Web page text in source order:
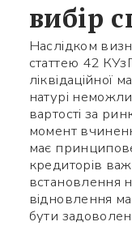
вибір
Наслідком
статтею 42
ліквідаційної
натурі
вартості за
момент
має
кредиторів
встановлення
відновлення
бути